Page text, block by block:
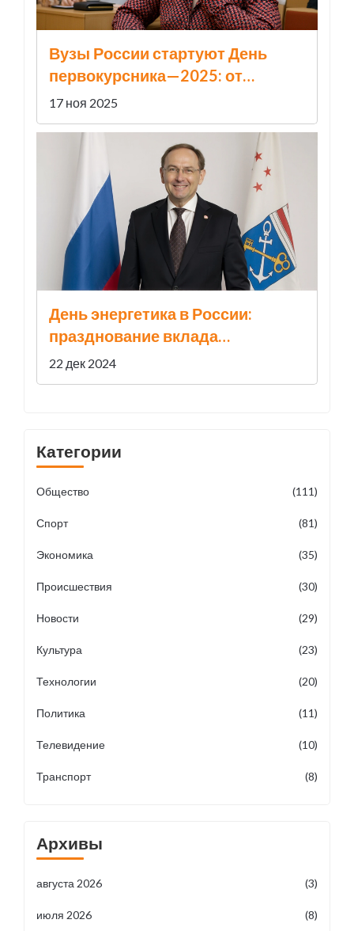
Вузы России стартуют День
первокурсника—2025: от
фестивалей в Казани до
«студенческой закваски» во
Владивостоке
17 ноя 2025
День энергетика в России:
празднование вклада
работников энергетической
отрасли
22 дек 2024
Категории
Общество (111)
Спорт (81)
Экономика (35)
Происшествия (30)
Новости (29)
Культура (23)
Технологии (20)
Политика (11)
Телевидение (10)
Транспорт (8)
Архивы
августа 2026 (3)
июля 2026 (8)